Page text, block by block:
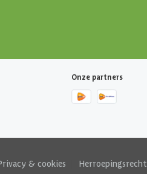
Onze partners
& cookies Herroepingsrecht